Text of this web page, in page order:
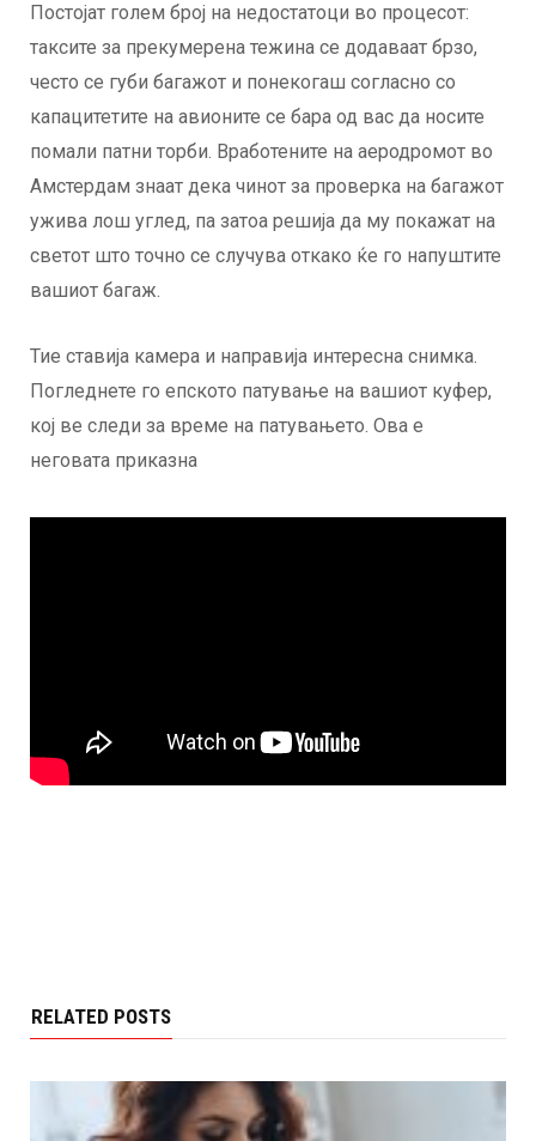
Постојат голем број на недостатоци во процесот:
таксите за прекумерена тежина се додаваат брзо,
често се губи багажот и понекогаш согласно со
капацитетите на авионите се бара од вас да носите
помали патни торби. Вработените на аеродромот во
Амстердам знаат дека чинот за проверка на багажот
ужива лош углед, па затоа решија да му покажат на
светот што точно се случува откако ќе го напуштите
вашиот багаж.
Тие ставија камера и направија интересна снимка.
Погледнете го епското патување на вашиот куфер,
кој ве следи за време на патувањето. Ова е
неговата приказна
RELATED POSTS